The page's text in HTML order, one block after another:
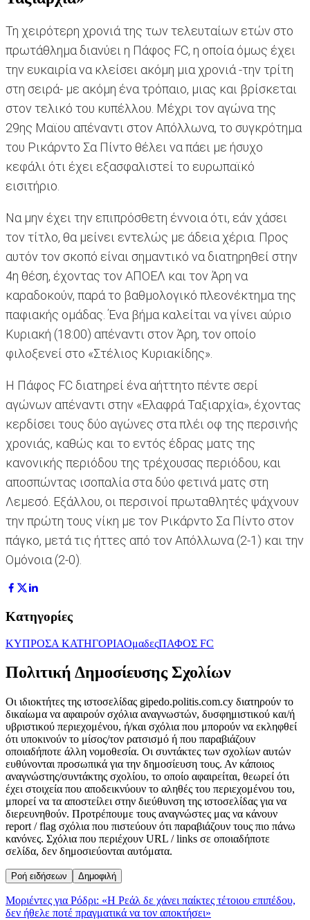
Τη χειρότερη χρονιά της των τελευταίων ετών στο
πρωτάθλημα διανύει η Πάφος FC, η οποία όμως έχει
την ευκαιρία να κλείσει ακόμη μια χρονιά -την τρίτη
στη σειρά- με ακόμη ένα τρόπαιο, μιας και βρίσκεται
στον τελικό του κυπέλλου. Μέχρι τον αγώνα της
29ης Μαϊου απέναντι στον Απόλλωνα, το συγκρότημα
του Ρικάρντο Σα Πίντο θέλει να πάει με ήσυχο
κεφάλι ότι έχει εξασφαλιστεί το ευρωπαϊκό
εισιτήριο.
Να μην έχει την επιπρόσθετη έννοια ότι, εάν χάσει
τον τίτλο, θα μείνει εντελώς με άδεια χέρια. Προς
αυτόν τον σκοπό είναι σημαντικό να διατηρηθεί στην
4η θέση, έχοντας τον ΑΠΟΕΛ και τον Άρη να
καραδοκούν, παρά το βαθμολογικό πλεονέκτημα της
παφιακής ομάδας. Ένα βήμα καλείται να γίνει αύριο
Κυριακή (18:00) απέναντι στον Άρη, τον οποίο
φιλοξενεί στο «Στέλιος Κυριακίδης».
Η Πάφος FC διατηρεί ένα αήττητο πέντε σερί
αγώνων απέναντι στην «Ελαφρά Ταξιαρχία», έχοντας
κερδίσει τους δύο αγώνες στα πλέι οφ της περσινής
χρονιάς, καθώς και το εντός έδρας ματς της
κανονικής περιόδου της τρέχουσας περιόδου, και
αποσπώντας ισοπαλία στα δύο φετινά ματς στη
Λεμεσό. Εξάλλου, οι περσινοί πρωταθλητές ψάχνουν
την πρώτη τους νίκη με τον Ρικάρντο Σα Πίντο στον
πάγκο, μετά τις ήττες από τον Απόλλωνα (2-1) και την
Ομόνοια (2-0).
Κατηγορίες
ΚΥΠΡΟΣΑ ΚΑΤΗΓΟΡΙΑΟμαδεςΠΑΦΟΣ FC
Πολιτική Δημοσίευσης Σχολίων
Οι ιδιοκτήτες της ιστοσελίδας gipedo.politis.com.cy διατηρούν το
δικαίωμα να αφαιρούν σχόλια αναγνωστών, δυσφημιστικού και/ή
υβριστικού περιεχομένου, ή/και σχόλια που μπορούν να εκληφθεί
ότι υποκινούν το μίσος/τον ρατσισμό ή που παραβιάζουν
οποιαδήποτε άλλη νομοθεσία. Οι συντάκτες των σχολίων αυτών
ευθύνονται προσωπικά για την δημοσίευση τους. Αν κάποιος
αναγνώστης/συντάκτης σχολίου, το οποίο αφαιρείται, θεωρεί ότι
έχει στοιχεία που αποδεικνύουν το αληθές του περιεχομένου του,
μπορεί να τα αποστείλει στην διεύθυνση της ιστοσελίδας για να
διερευνηθούν. Προτρέπουμε τους αναγνώστες μας να κάνουν
report / flag σχόλια που πιστεύουν ότι παραβιάζουν τους πιο πάνω
κανόνες. Σχόλια που περιέχουν URL / links σε οποιαδήποτε
σελίδα, δεν δημοσιεύονται αυτόματα.
Ροή ειδήσεων Δημοφιλή
Μοριέντες για Ρόδρι: «Η Ρεάλ δε χάνει παίκτες τέτοιου επιπέδου,
δεν ήθελε ποτέ πραγματικά να τον αποκτήσει»